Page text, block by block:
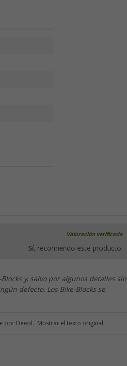
Valoración verificada
Sí, recomiendo este producto.
y, salvo por algunos detalles sin
defecto. Los Bike-Blocks se
por Deepl. Mostrar el texto original